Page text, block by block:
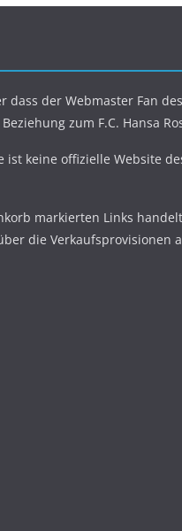
dass der Webmaster Fan
zum F.C. Hansa
ist keine offizielle Website
markierten Links
die Verkaufsprovisionen